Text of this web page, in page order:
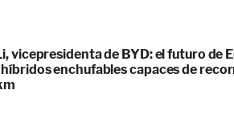
vicepresidenta de BYD: el futuro de
enchufables capaces de